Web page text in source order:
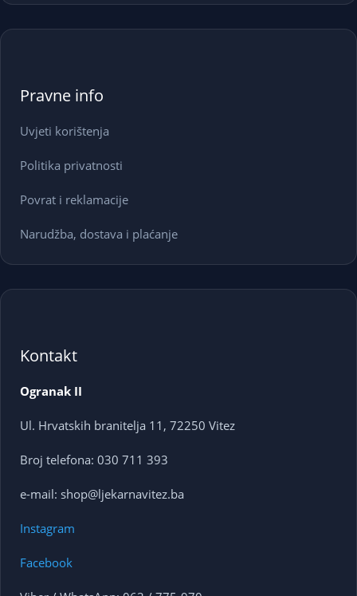
Pravne info
Uvjeti korištenja
Politika privatnosti
Povrat i reklamacije
Narudžba, dostava i plaćanje
Kontakt
Ogranak II
Ul. Hrvatskih branitelja 11, 72250 Vitez
Broj telefona: 030 711 393
e-mail: shop@ljekarnavitez.ba
Instagram
Facebook